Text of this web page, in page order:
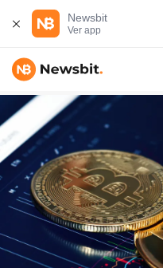
Newsbit
Ver app